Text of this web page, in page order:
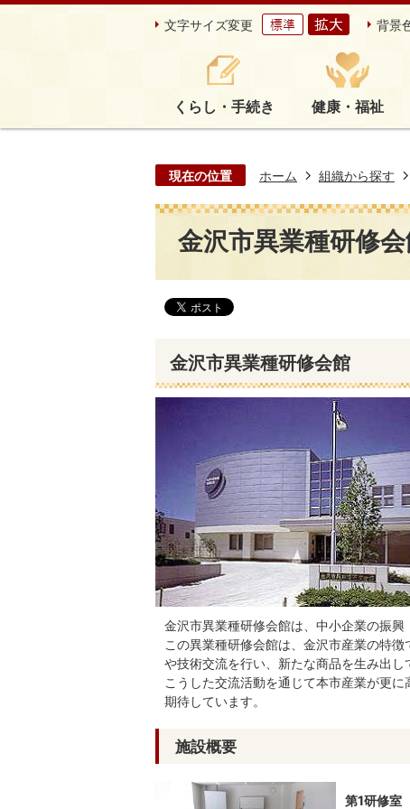
文字サイズ変更 背景
くらし・手続き 健康・福祉
現在の位置 ホーム 組織から探す
金沢市異業種研修
金沢市異業種研修会館
金沢市異業種研修会館は、中小企業の振興
この異業種研修会館は、金沢市産業の特
や技術交流を行い、新たな商品を生み出し
こうした交流活動を通じて本市産業が更
期待しています。
施設概要
第1研修室